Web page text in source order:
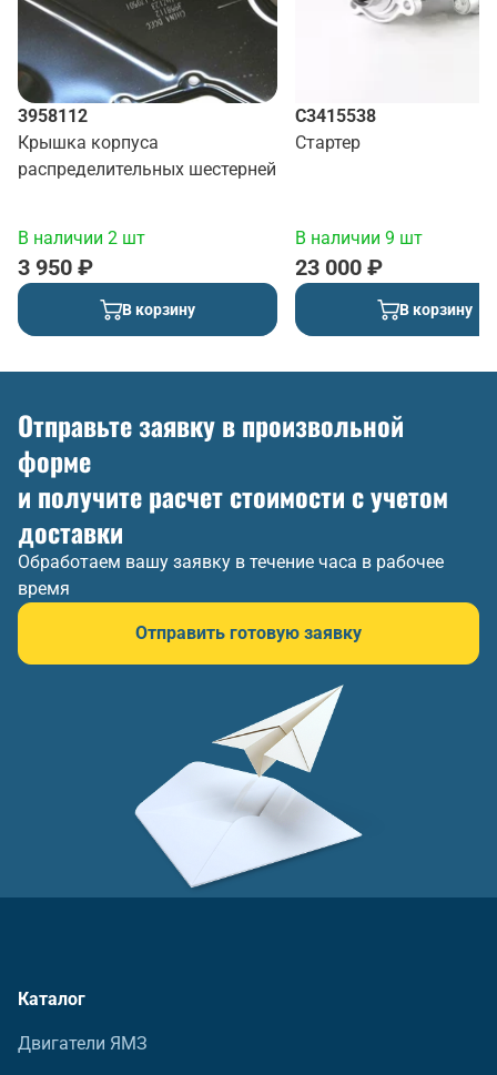
3958112
Крышка корпуса
распределительных шестерней
В наличии 2 шт
3 950 ₽
В корзину
C3415538
Стартер
В наличии 9 шт
23 000 ₽
В корзину
Отправьте заявку в произвольной
форме
и получите расчет стоимости с учетом
доставки
Обработаем вашу заявку в течение часа в рабочее
время
Отправить готовую заявку
Каталог
Двигатели ЯМЗ